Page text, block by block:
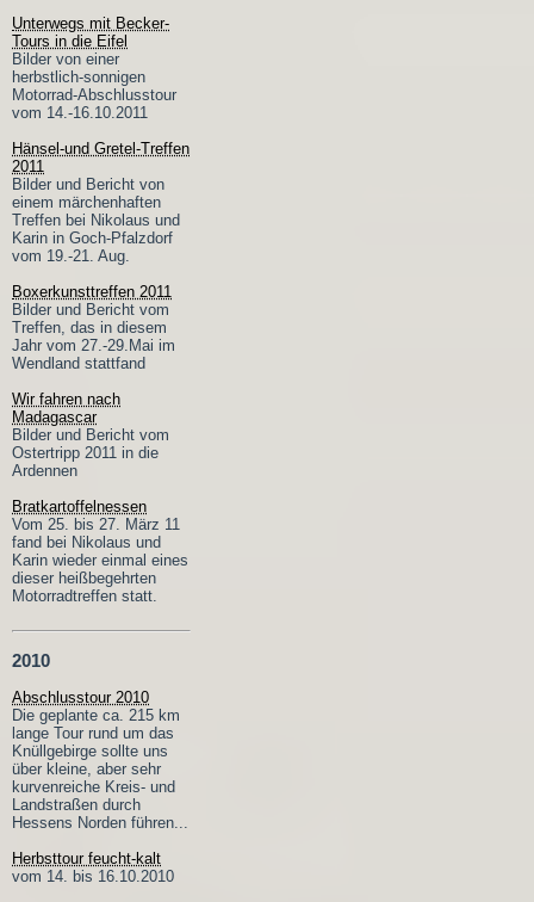
Unterwegs mit Becker-
Tours in die Eifel
Bilder von einer
herbstlich-sonnigen
Motorrad-Abschlusstour
vom 14.-16.10.2011
Hänsel-und Gretel-Treffen
2011
Bilder und Bericht von
einem märchenhaften
Treffen bei Nikolaus und
Karin in Goch-Pfalzdorf
vom 19.-21. Aug.
Boxerkunsttreffen 2011
Bilder und Bericht vom
Treffen, das in diesem
Jahr vom 27.-29.Mai im
Wendland stattfand
Wir fahren nach
Madagascar
Bilder und Bericht vom
Ostertripp 2011 in die
Ardennen
Bratkartoffelnessen
Vom 25. bis 27. März 11
fand bei Nikolaus und
Karin wieder einmal eines
dieser heißbegehrten
Motorradtreffen statt.
2010
Abschlusstour 2010
Die geplante ca. 215 km
lange Tour rund um das
Knüllgebirge sollte uns
über kleine, aber sehr
kurvenreiche Kreis- und
Landstraßen durch
Hessens Norden führen...
Herbsttour feucht-kalt
vom 14. bis 16.10.2010